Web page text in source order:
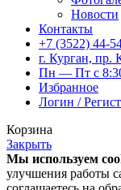
Новости
Контакты
+7 (3522) 44-
г. Курган, пр.
Пн — Пт с
Избранное
Логин /
Корзина
Закрыть
Мы используем
улучшения работы